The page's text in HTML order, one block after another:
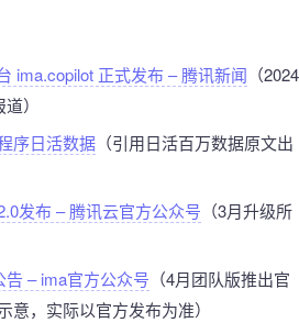
ima.copilot 正式发布 – 腾讯新闻 （2024
）
序日活数据（引用日活百万数据原文出
发布 – 腾讯云官方公众号 （3月升级所
– ima官方公众号 （4月团队版推出官
意，实际以官方发布为准）